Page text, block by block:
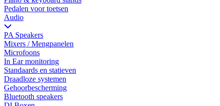
Pedalen voor toetsen
Audio
PA Speakers
Mixers / Mengpanelen
Microfoons
In Ear monitoring
Standaards en statieven
Draadloze systemen
Gehoorbescherming
Bluetooth speakers